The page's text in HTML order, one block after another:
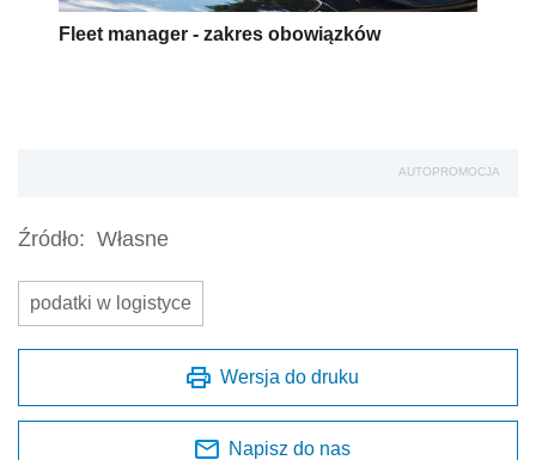
Fleet manager - zakres obowiązków
AUTOPROMOCJA
Źródło: Własne
podatki w logistyce
Wersja do druku
Napisz do nas